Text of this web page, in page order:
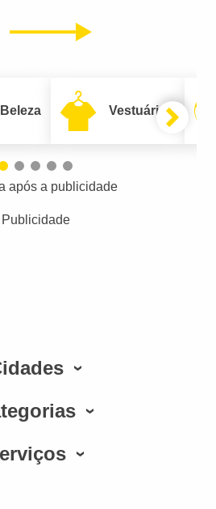
Próximo
Vestuário
após a publicidade
Publicidade